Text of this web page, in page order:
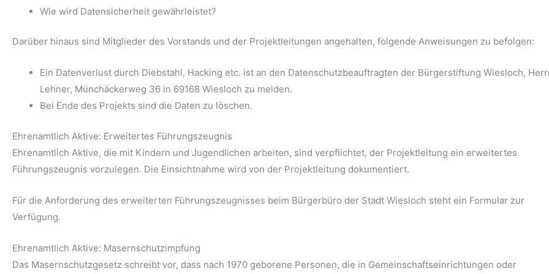
Wie wird Datensicherheit gewährleistet?
Darüber hinaus sind Mitglieder des Vorstands und der Projektleitungen angehalten, folgende Anweisungen zu befolgen:
Ein Datenverlust durch Diebstahl, Hacking etc. ist an den Datenschutzbeauftragten der Bürgerstiftung Wiesloch,
Lehner, Münchäckerweg 36 in 69168 Wiesloch zu melden.
Bei Ende des Projekts sind die Daten zu löschen.
Ehrenamtlich Aktive: Erweitertes Führungszeugnis
Ehrenamtlich Aktive, die mit Kindern und Jugendlichen arbeiten, sind verpflichtet, der Projektleitung ein erweitertes
Führungszeugnis vorzulegen. Die Einsichtnahme wird von der Projektleitung dokumentiert.
Für die Anforderung des erweiterten Führungszeugnisses beim Bürgerbüro der Stadt Wiesloch steht ein Formular zur
Verfügung.
Ehrenamtlich Aktive: Masernschutzimpfung
Das Masernschutzgesetz schreibt vor, dass nach 1970 geborene Personen, die in Gemeinschaftseinrichtungen oder